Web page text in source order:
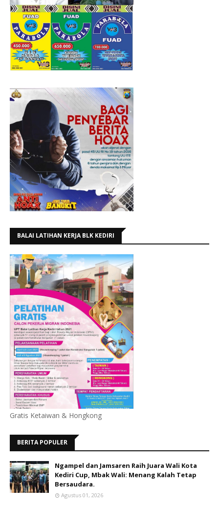
BALAI LATIHAN KERJA BLK KEDIRI
Gratis Ketaiwan & Hongkong
BERITA POPULER
Ngampel dan Jamsaren Raih Juara Wali Kota
Kediri Cup, Mbak Wali: Menang Kalah Tetap
Bersaudara.
Agustus 01, 2026